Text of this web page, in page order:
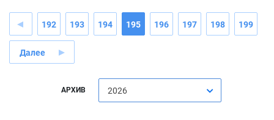
192 193 194 195 196 197 198 199
Далее
АРХИВ 2026